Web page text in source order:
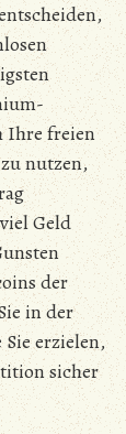
Ihre freien
nutzen,
Geld
der
in der
erzielen,
sicher